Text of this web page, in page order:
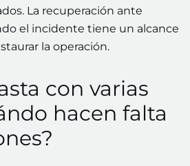
La recuperación ante
el incidente tiene un alcance
la operación.
con varias
hacen falta